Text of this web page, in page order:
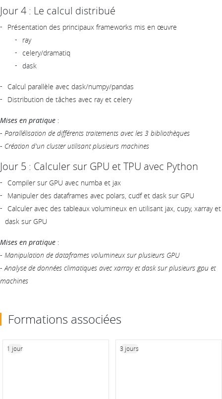
Jour 4 : Le calcul distribué
Présentation des principaux frameworks mis en œuvre
ray
celery/dramatiq
dask
Calcul parallèle avec dask/numpy/pandas
Distribution de tâches avec ray et celery
Mises en pratique :
- Parallélisation de différents traitements avec les 3 bibliothèques
- Création d'un cluster utilisant plusieurs machines
Jour 5 : Calculer sur GPU et TPU avec Python
Compiler sur GPU avec numba et jax
Manipuler des dataframes avec polars, cudf et dask sur GPU
Calculer avec des tableaux volumineux en utilisant jax, cupy, xarray et
dask sur GPU
Mises en pratique :
- Manipulation de dataframes volumineux sur plusieurs GPU
-Analyse de données climatiques avec xarray et dask sur plusieurs gpu et
machines
Formations associées
1 jour 3 jours